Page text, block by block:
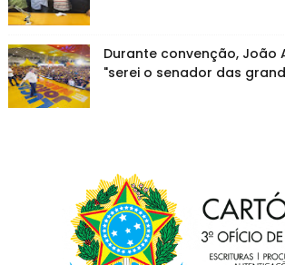
Durante convenção, João
"serei o senador das